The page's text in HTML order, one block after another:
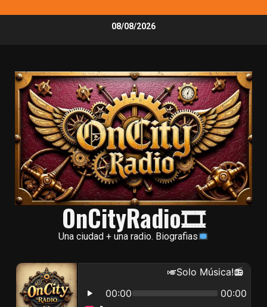
08/08/2026
OnCityRadio🎞
Una ciudad + una radio. Biografias